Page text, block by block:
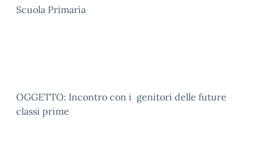
Scuola Primaria
OGGETTO: Incontro con i genitori delle future
classi prime